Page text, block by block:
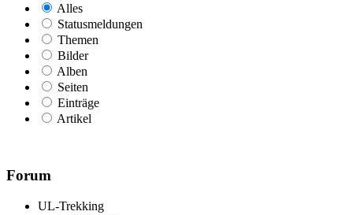
Alles
Statusmeldungen
Themen
Bilder
Alben
Seiten
Einträge
Artikel
Forum
UL-Trekking